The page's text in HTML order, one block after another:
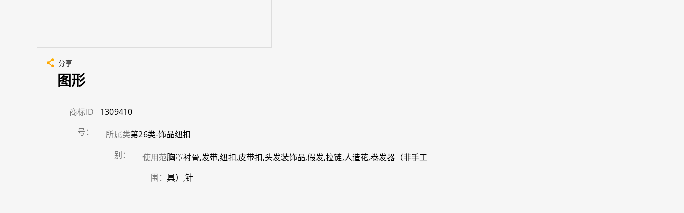
分享
图形
商标ID
号：
1309410
所属类
别：
第26类-饰品纽扣
使用范
围：
胸罩衬骨,发带,纽扣,皮带扣,头发装饰品,假发,拉链,人造花,卷发器（非手工
具）,针